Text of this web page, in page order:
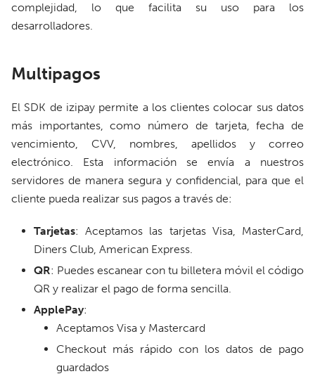
complejidad, lo que facilita su uso para los
desarrolladores.
Multipagos
El SDK de izipay permite a los clientes colocar sus datos
más importantes, como número de tarjeta, fecha de
vencimiento, CVV, nombres, apellidos y correo
electrónico. Esta información se envía a nuestros
servidores de manera segura y confidencial, para que el
cliente pueda realizar sus pagos a través de:
Tarjetas: Aceptamos las tarjetas Visa, MasterCard,
Diners Club, American Express.
QR: Puedes escanear con tu billetera móvil el código
QR y realizar el pago de forma sencilla.
ApplePay:
Aceptamos Visa y Mastercard
Checkout más rápido con los datos de pago
guardados